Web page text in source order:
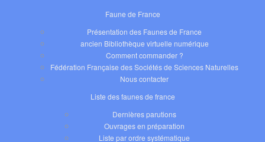
Faune de France
Présentation des Faunes de France
ancien Bibliothèque virtuelle numérique
Comment commander ?
Fédération Française des Sociétés de Sciences Naturelles
Nous contacter
Liste des faunes de france
Dernières parutions
Ouvrages en préparation
Liste par ordre systématique